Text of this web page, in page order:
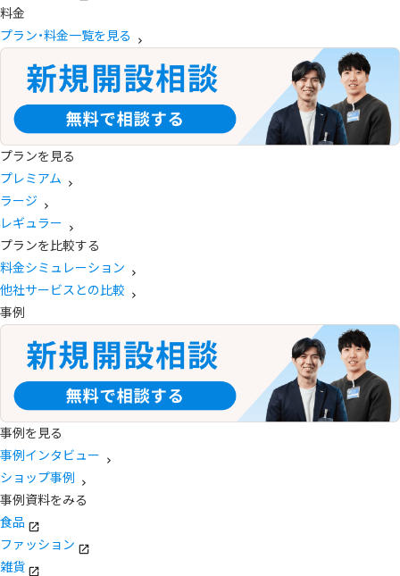
料金
プラン・料金一覧を見る
プランを見る
プレミアム
ラージ
レギュラー
プランを比較する
料金シミュレーション
他社サービスとの比較
事例
事例を見る
事例インタビュー
ショップ事例
事例資料をみる
食品
ファッション
雑貨